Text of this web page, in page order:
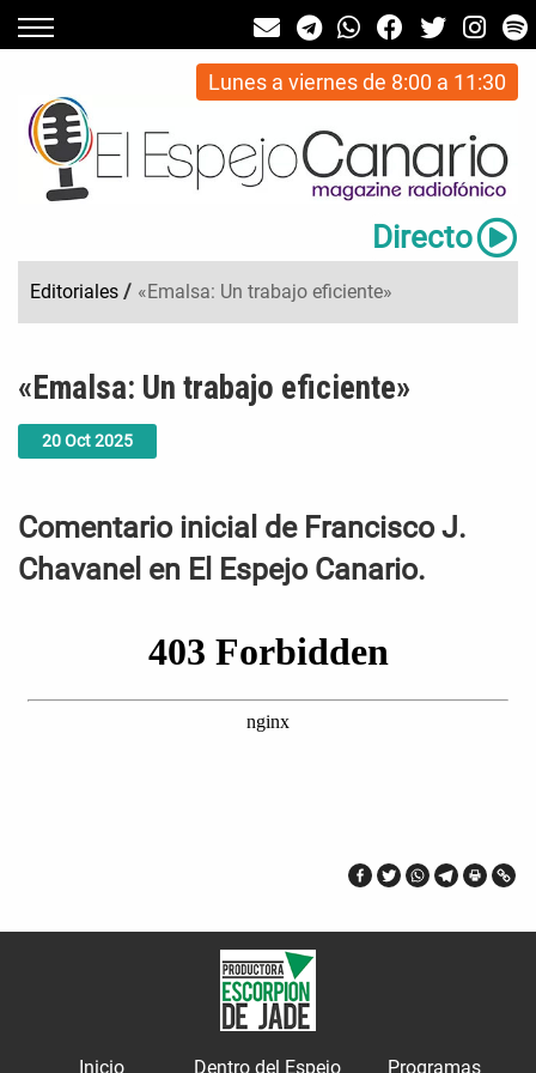
Lunes a viernes de 8:00 a 11:30
Directo
Editoriales / «Emalsa: Un trabajo eficiente»
20Oct2025
«Emalsa: Un trabajo eficiente»
Comentario inicial de Francisco J.
Chavanel en El Espejo Canario.
Inicio Dentro del Espejo Programas